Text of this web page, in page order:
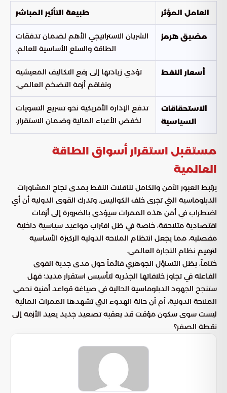
العامل المؤثر
طبيعة التأثير المباشر
مضيق هرمز
الشريان الاستراتيجي الأهم لضمان تدفقات
الطاقة والسلع الأساسية للعالم.
أسعار النفط
تؤدي زيادتها إلى رفع التكاليف المعيشية
وتفاقم أزمة التضخم العالمي.
الاستحقاقات
السياسية
تدفع الإدارة الأمريكية نحو تسريع التسويات
لخفض الأعباء المالية وضمان الاستقرار.
مستقبل استقرار أسواق الطاقة
العالمية
يرتبط العبور الآمن والكامل لناقلات النفط بمدى نجاح المشاورات
الدبلوماسية التي تجرى خلف الكواليس. وتدرك القوى الدولية أن أي
اضطراب في أمن هذه الممرات سيؤدي بالضرورة إلى أزمات
اقتصادية متلاحقة، خاصة في ظل اقتراب مواعيد سياسية داخلية
مفصلية، مما يجعل انتظام الملاحة الدولية الركيزة الأساسية
لترميم نظام التجارة العالمي.
ختاماً، يظل التساؤل الجوهري قائماً حول مدى جدية القوى
الفاعلة في تجاوز خلافاتها الجذرية لتأسيس استقرار مديد؛ فهل
ستنجح الجهود الدبلوماسية الحالية في صياغة قواعد أمنية تحمي
الملاحة الدولية، أم أن حالة الهدوء التي تشهدها الممرات المائية
ليست سوى سكون مؤقت قد يعقبه تصعيد جديد يعيد الأزمة إلى
نقطة الصفر؟